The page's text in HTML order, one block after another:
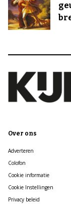
Over ons
Adverteren
Colofon
Cookie informatie
Cookie Instellingen
Privacy beleid